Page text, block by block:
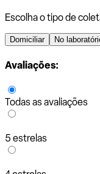
Escolha o tipo de
Domiciliar No
Avaliações:
Todas as avaliações
5 estrelas